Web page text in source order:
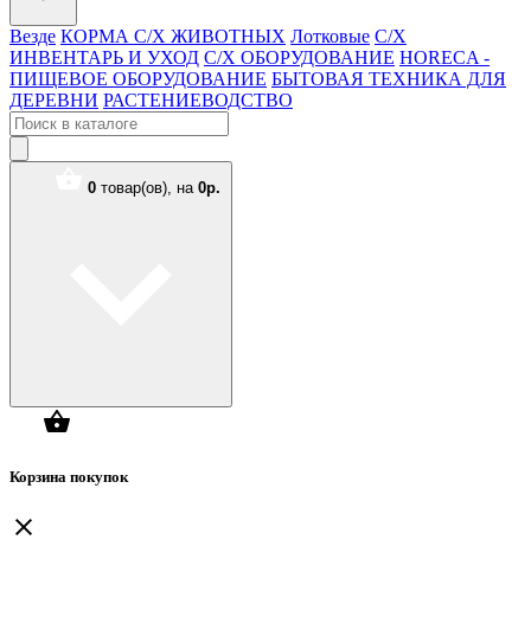
Везде КОРМА С/Х ЖИВОТНЫХ Лотковые С/Х
ИНВЕНТАРЬ И УХОД С/Х ОБОРУДОВАНИЕ HORECA -
ПИЩЕВОЕ ОБОРУДОВАНИЕ БЫТОВАЯ ТЕХНИКА ДЛЯ
ДЕРЕВНИ РАСТЕНИЕВОДСТВО
0 товар(ов), на 0р.
Корзина покупок